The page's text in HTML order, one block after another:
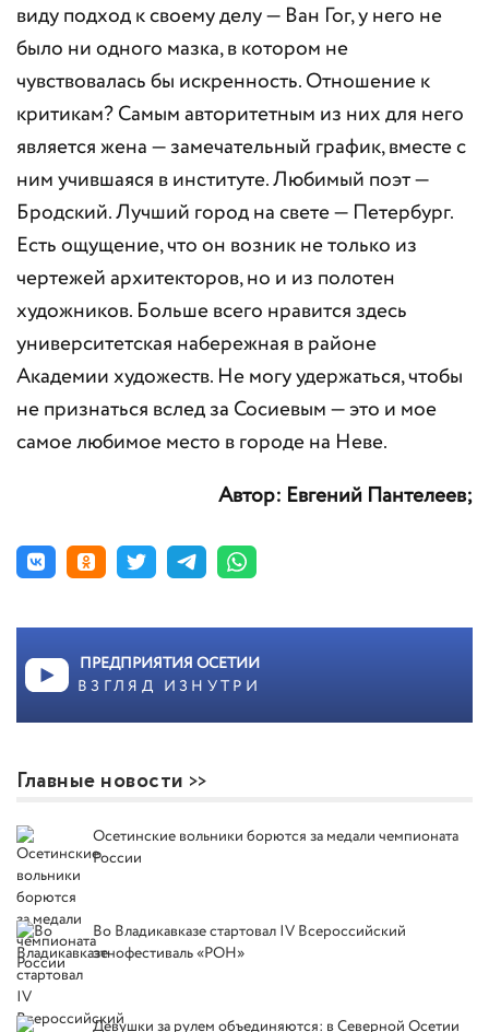
виду подход к своему делу — Ван Гог, у него не
было ни одного мазка, в котором не
чувствовалась бы искренность. Отношение к
критикам? Самым авторитетным из них для него
является жена — замечательный график, вместе с
ним учившаяся в институте. Любимый поэт —
Бродский. Лучший город на свете — Петербург.
Есть ощущение, что он возник не только из
чертежей архитекторов, но и из полотен
художников. Больше всего нравится здесь
университетская набережная в районе
Академии художеств. Не могу удержаться, чтобы
не признаться вслед за Сосиевым — это и мое
самое любимое место в городе на Неве.
Автор: Евгений Пантелеев;
ПРЕДПРИЯТИЯ ОСЕТИИ
ВЗГЛЯД ИЗНУТРИ
Главные новости
Осетинские вольники борются за медали чемпионата
России
Во Владикавказе стартовал IV Всероссийский
этнофестиваль «РОН»
Девушки за рулем объединяются: в Северной Осетии